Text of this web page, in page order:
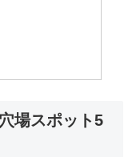
場スポット5